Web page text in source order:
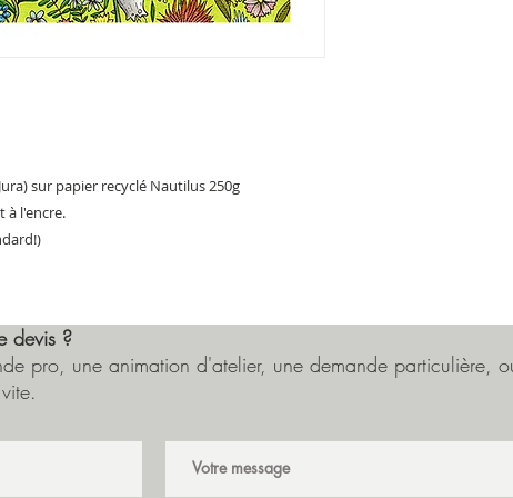
sur papier recyclé Nautilus 250g
à l'encre.
devis ?
pro, une animation d'atelier, une demande particulière,